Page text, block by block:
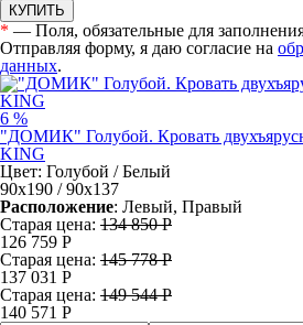
КУПИТЬ
* — Поля, обязательные для
Отправляя форму, я даю согласие на
данных.
6 %
"ДОМИК" Голубой. Кровать
KING
Цвет: Голубой / Белый
90х190 / 90х137
Расположение: Левый, Правый
Старая цена: 134 850 Р
126 759 Р
Старая цена: 145 778 Р
137 031 Р
Старая цена: 149 544 Р
140 571 Р